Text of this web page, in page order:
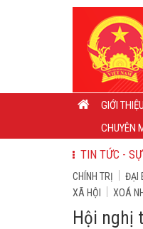
GIỚI THIỆU
CHUYÊN
TIN TỨC -
CHÍNH TRỊ ĐẠI
XÃ HỘI
XOÁ
Hội nghị